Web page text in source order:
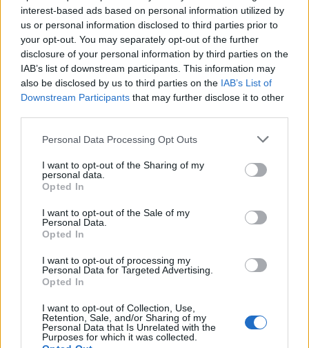
interest-based ads based on personal information utilized by
us or personal information disclosed to third parties prior to
your opt-out. You may separately opt-out of the further
disclosure of your personal information by third parties on the
IAB’s list of downstream participants. This information may
also be disclosed by us to third parties on the IAB’s List of
Downstream Participants that may further disclose it to other
Personal Data Processing Opt Outs
I want to opt-out of the Sharing of my
personal data.
Opted In
I want to opt-out of the Sale of my
Personal Data.
Opted In
I want to opt-out of processing my
Personal Data for Targeted Advertising.
Opted In
I want to opt-out of Collection, Use,
Retention, Sale, and/or Sharing of my
Personal Data that Is Unrelated with the
Purposes for which it was collected.
Aksident fatal në
Gjermani, humbin jetën
tre mërgimtarë që po
ktheheshin nga Kosova
Muçibaba vijon të ketë
pritjet më të gjata në pikat
kufitare
Gjermani, humbin jetën
tre anëtarë të një familjeje
ktheheshin prej Kosovës
bashkëqeverisje me